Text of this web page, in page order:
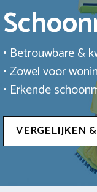
• Betrouwbare &
• Zowel voor
• Erkende
VERGELIJKEN